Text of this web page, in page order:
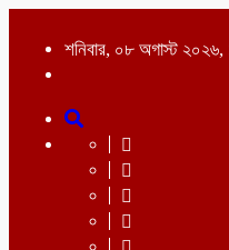
শনিবার, ০৮ অগাস্ট ২০২৬,